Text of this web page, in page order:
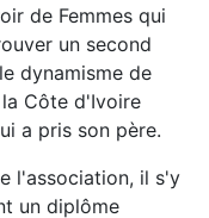
de Femmes qui
un second
dynamisme de
Côte d'Ivoire
a pris son père.
l'association, il s'y
un diplôme